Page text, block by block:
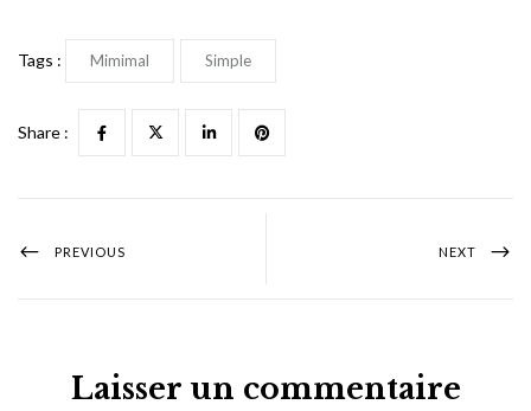
Tags : Mimimal Simple
Share :
PREVIOUS NEXT
Laisser un commentaire